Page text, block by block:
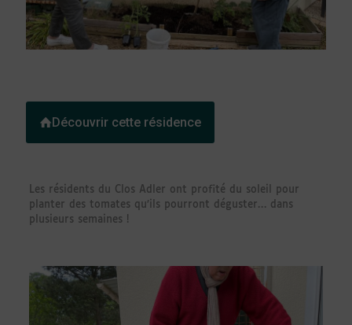
Découvrir cette résidence
Les résidents du Clos Adler ont profité du soleil pour
planter des tomates qu’ils pourront déguster… dans
plusieurs semaines !